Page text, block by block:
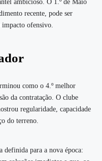
ambicioso. O 1.º de Maio
recente, pode ser
impacto ofensivo.
como o 4.º melhor
da contratação. O clube
regularidade, capacidade
do terreno.
definida para a nova época: